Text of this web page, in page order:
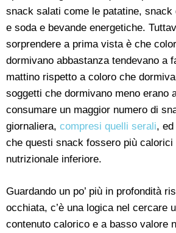
snack salati come le patatine,
e soda e bevande energetiche.
sorprendere a prima vista è che
dormivano abbastanza tendevano a
mattino rispetto a coloro che
soggetti che dormivano meno erano
consumare un maggior numero di
giornaliera, compresi quelli serali,
che questi snack fossero più calorici
nutrizionale inferiore.
Guardando un po’ più in profondità
occhiata, c’è una logica nel cercare
contenuto calorico e a basso valore